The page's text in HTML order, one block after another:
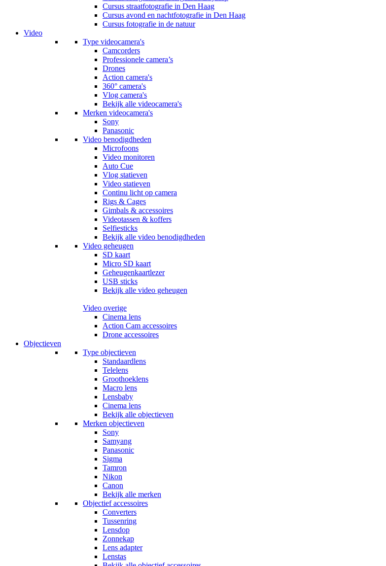
Cursus straatfotografie in Den Haag
Cursus avond en nachtfotografie in Den Haag
Cursus fotografie in de natuur
Video
Type videocamera's
Camcorders
Professionele camera’s
Drones
Action camera's
360° camera's
Vlog camera's
Bekijk alle videocamera's
Merken videocamera's
Sony
Panasonic
Video benodigdheden
Microfoons
Video monitoren
Auto Cue
Vlog statieven
Video statieven
Continu licht op camera
Rigs & Cages
Gimbals & accessoires
Videotassen & koffers
Selfiesticks
Bekijk alle video benodigdheden
Video geheugen
SD kaart
Micro SD kaart
Geheugenkaartlezer
USB sticks
Bekijk alle video geheugen
Video overige
Cinema lens
Action Cam accessoires
Drone accessoires
Objectieven
Type objectieven
Standaardlens
Telelens
Groothoeklens
Macro lens
Lensbaby
Cinema lens
Bekijk alle objectieven
Merken objectieven
Sony
Samyang
Panasonic
Sigma
Tamron
Nikon
Canon
Bekijk alle merken
Objectief accessoires
Converters
Tussenring
Lensdop
Zonnekap
Lens adapter
Lenstas